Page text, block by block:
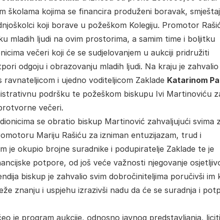
školama kojima se financira produženi boravak,
koji borave u požeškom Kolegiju. Promotor
mladih ljudi na ovim prostorima, a samim time i boljitku
večeri koji će se sudjelovanjem u aukciji pridružiti
odgoju i obrazovanju mladih ljudi. Na kraju je zahvalio
i ujedno voditeljicom Zaklade Katarinom
podršku te požeškom biskupu Ivi Martinoviću
večeri.
se obratio biskup Martinović zahvaljujući svima
Mariju Rašiću za izniman entuzijazam, trud i
je okupio brojne suradnike i podupiratelje Zaklade te je
potpore, od još veće važnosti njegovanje
biskup je zahvalio svim dobročiniteljima poručivši im
znanju i uspjehu izrazivši nadu da će se suradnja i
je program aukcije, odnosno javnog predstavljanja,